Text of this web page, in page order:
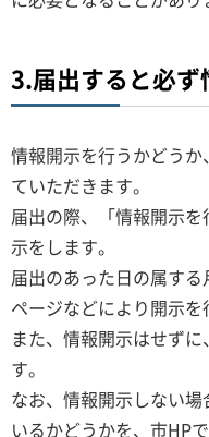
3.届出すると必ず
情報開示を行うかどう
ていただきます。
届出の際、「情報開示
示をします。
届出のあった日の属す
ページなどにより開示を
また、情報開示はせず
す。
なお、情報開示しない
いるかどうかを、市HP